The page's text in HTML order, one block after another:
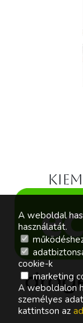
A weboldal
használatát.
cookie-k
marketing
A weboldalon
személyes
kattintson az